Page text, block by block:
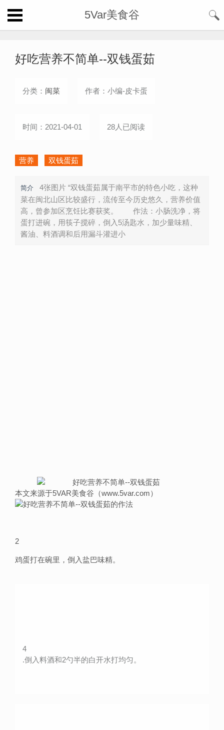
5Var美食谷
好吃营养不简单--双钱蛋茹
分类： 闽菜 作者：小编-皮卡蛋
时间：2021-04-01 28人已阅读
营养 双钱蛋茹
简介
4张图片 “双钱蛋茹属于南平市的特色小吃，这种
菜在闽北山区比较盛行，流传至今历史悠久，营养价值
高，曾参加区烹饪比赛获奖。 作法：小肠洗净，将
蛋打进碗，用筷子搅碎，倒入5汤匙水，加少量味精、
酱油、料酒调和后用漏斗灌进小
本文来源于5VAR美食谷（www.5var.com）
2
鸡蛋打在碗里，倒入盐巴味精。
4
.倒入料酒和2勺半的白开水打均匀。